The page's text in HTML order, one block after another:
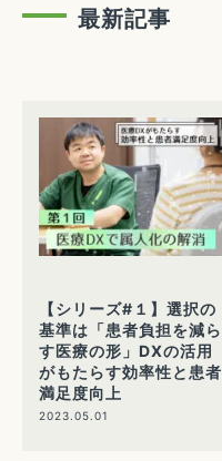
最新記事
【シリーズ#１】選択の
基準は「患者負担を減ら
す医療の形」DXの活用
がもたらす効率性と患者
満足度向上
2023.05.01